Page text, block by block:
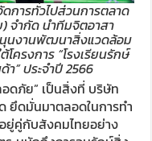
การทั่วไปส่วนการตลาด
จำกัด นำทีมจิตอาสา
นงานพัฒนาสิ่งแวดล้อม
โครงการ “โรงเรียนรักษ์
” ประจำปี 2566
ดภัย” เป็นสิ่งที่ บริษัท
ยึดมั่นมาตลอดในการทำ
อยู่คู่กับสังคมไทยอย่าง